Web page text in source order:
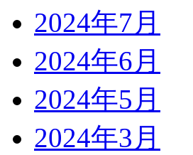
2024年7月
2024年6月
2024年5月
2024年3月